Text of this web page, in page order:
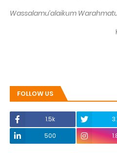
Wassalamu’alaikum
FOLLOW US
1.5k
500